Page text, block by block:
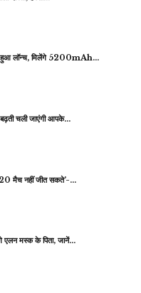
हुआ लॉन्च, मिलेंगे 5200mAh…
चली जाएंगी आपके…
मैच नहीं जीत सकते’-…
एलन मस्क के पिता, जानें…